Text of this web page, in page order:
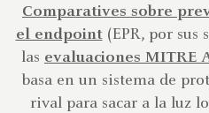
Comparatives sobre
el endpoint(EPR, por sus
las evaluaciones MITRE
basa en un sistema de
rival para sacar a la luz